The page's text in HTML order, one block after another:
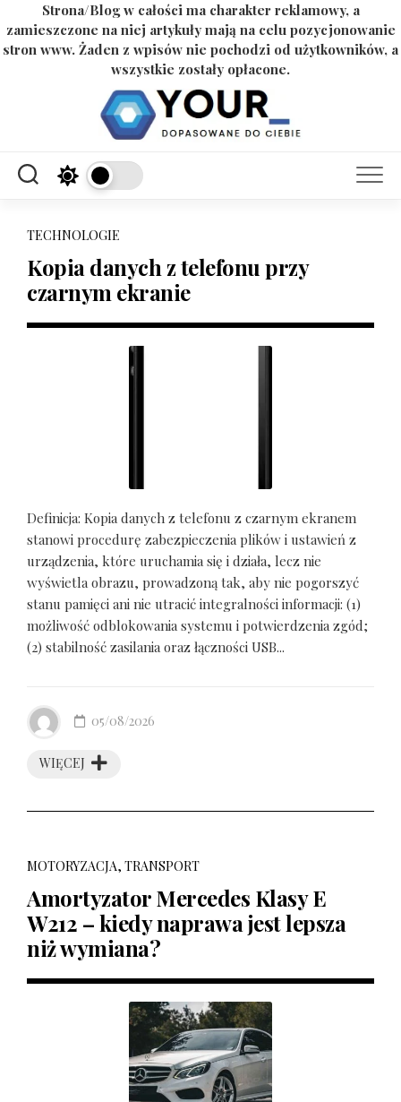
Strona/Blog w całości ma charakter reklamowy, a
zamieszczone na niej artykuły mają na celu pozycjonowanie
stron www. Żaden z wpisów nie pochodzi od użytkowników, a
wszystkie zostały opłacone.
TECHNOLOGIE
Kopia danych z telefonu przy
czarnym ekranie
Definicja: Kopia danych z telefonu z czarnym ekranem
stanowi procedurę zabezpieczenia plików i ustawień z
urządzenia, które uruchamia się i działa, lecz nie
wyświetla obrazu, prowadzoną tak, aby nie pogorszyć
stanu pamięci ani nie utracić integralności informacji: (1)
możliwość odblokowania systemu i potwierdzenia zgód;
(2) stabilność zasilania oraz łączności USB...
WIĘCEJ
05/08/2026
MOTORYZACJA, TRANSPORT
Amortyzator Mercedes Klasy E
W212 – kiedy naprawa jest lepsza
niż wymiana?